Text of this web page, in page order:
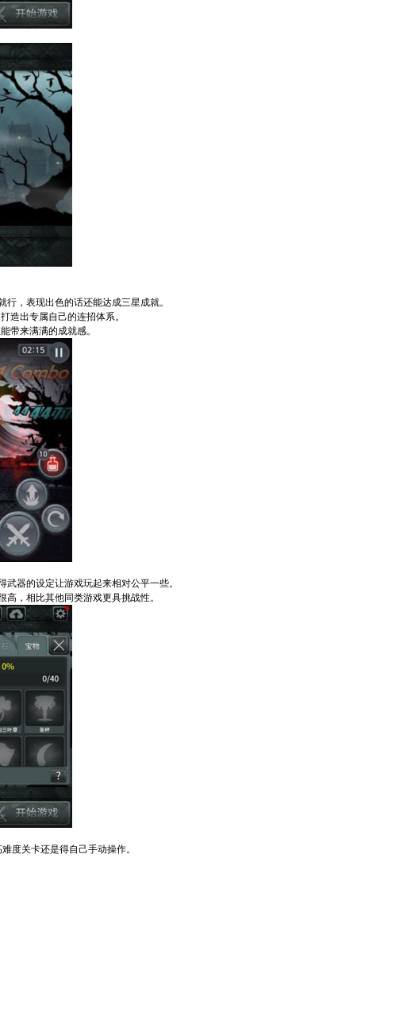
，表现出色的话还能达成三星成就。
造出专属自己的连招体系。
带来满满的成就感。
器的设定让游戏玩起来相对公平一些。
，相比其他同类游戏更具挑战性。
度关卡还是得自己手动操作。